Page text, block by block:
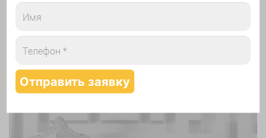
Надутие шаров гелием